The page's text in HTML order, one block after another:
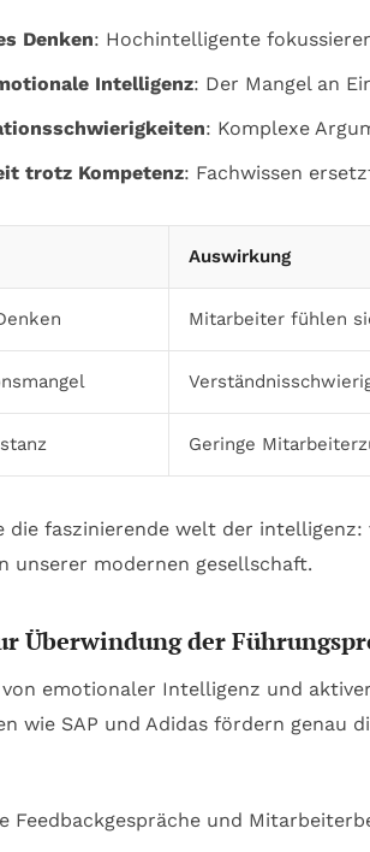
Denken: Hochintelligente
Intelligenz: Der Mangel an
: Komplexe
trotz Kompetenz: Fachwissen
Auswirkung
Mitarbeiter fühlen
Geringe
Überwindung der
emotionaler Intelligenz und
wie SAP und Adidas fördern genau
Feedbackgespräche und